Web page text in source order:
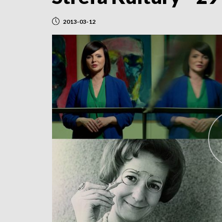
2013-03-12